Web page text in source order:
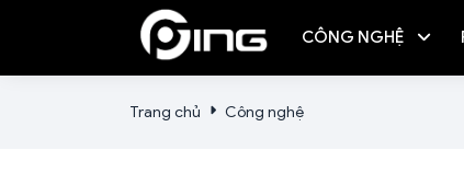
CÔNG NGHỆ
Trang chủ Công nghệ